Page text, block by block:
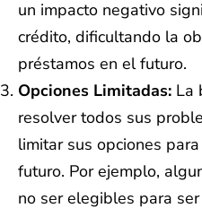
un impacto negativo
crédito, dificultando la
préstamos en el futuro.
Opciones Limitadas: La
resolver todos sus
limitar sus opciones
futuro. Por ejemplo,
no ser elegibles para